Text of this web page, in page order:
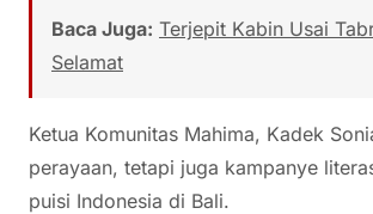
Baca Juga: Terjepit Kabin Usai
Selamat
Ketua Komunitas Mahima, Kadek
perayaan, tetapi juga kampanye
puisi Indonesia di Bali.